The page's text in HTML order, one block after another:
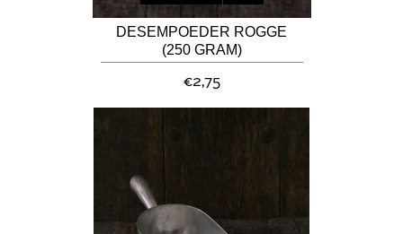
DESEMPOEDER ROGGE
(250 GRAM)
€2,75